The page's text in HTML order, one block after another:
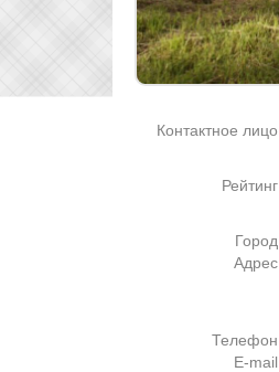
Контактное лицо
Рейтинг
Город
Адрес
Телефон
E-mail